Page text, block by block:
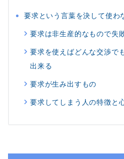
要求という言葉を決して使わ
要求は非生産的なもので失
要求を使えばどんな交渉で
出来る
要求が生み出すもの
要求してしまう人の特徴と